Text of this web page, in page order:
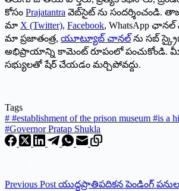
కోసం Prajatantra వెబ్‌సైట్ ను సందర్శించండి.
మా X (Twitter), Facebook, WhatsApp
మా ప్రజాతంత్ర, యూట్యూబ్ చానల్ ను సబ్
అభిప్రాయాన్ని కామెంట్ రూపంలో పంచుకోండి. మీ
సభ్యులతో షేర్ చేయడం మర్చిపోవద్దు.
Tags
# #establishment of the prison museum #is a
#Governor Pratap Shukla
Previous Post యుద్ధప్రాతిపదికన పెండింగ్